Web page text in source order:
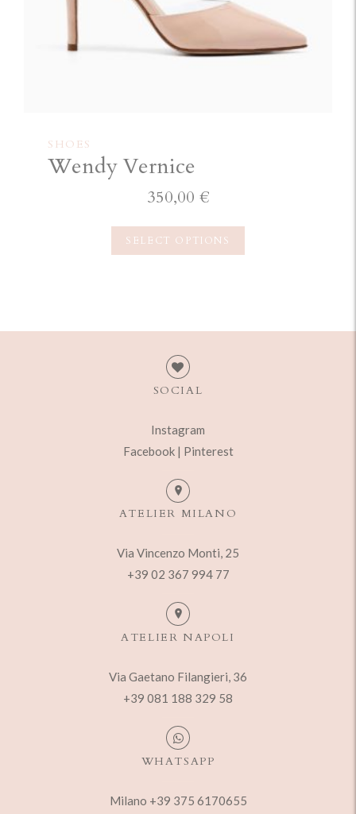
SHOES
Wendy Vernice
350,00 €
SELECT OPTIONS
SOCIAL
Instagram
Facebook | Pinterest
ATELIER MILANO
Via Vincenzo Monti, 25
+39 02 367 994 77
ATELIER NAPOLI
Via Gaetano Filangieri, 36
+39 081 188 329 58
WHATSAPP
Milano +39 375 6170655